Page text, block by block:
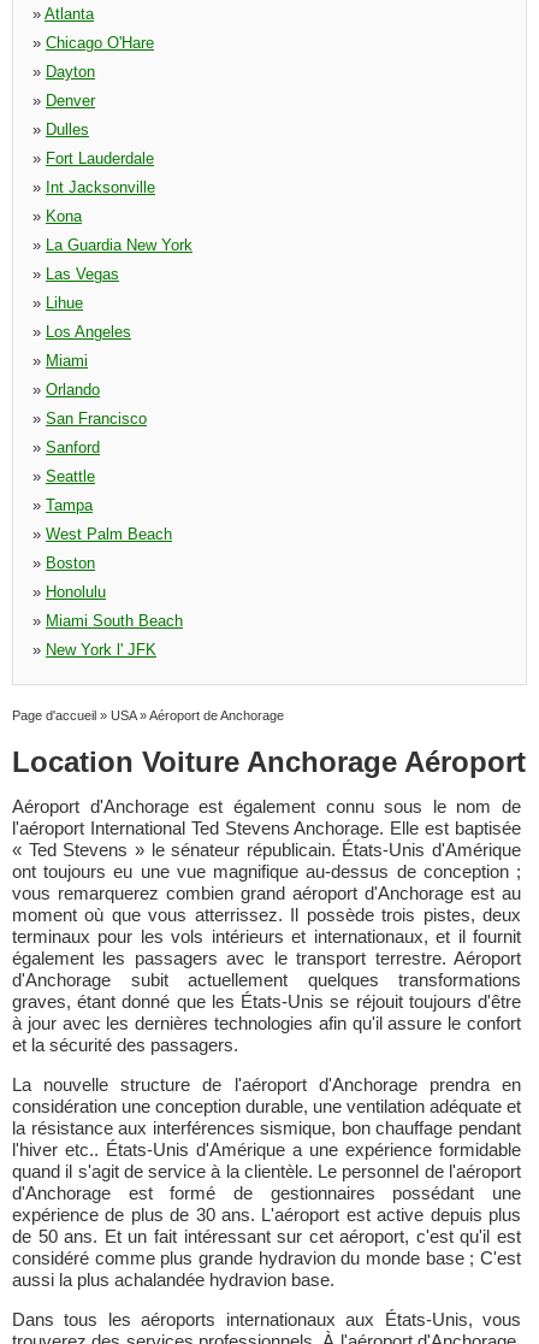
» Atlanta
» Chicago O'Hare
» Dayton
» Denver
» Dulles
» Fort Lauderdale
» Int Jacksonville
» Kona
» La Guardia New York
» Las Vegas
» Lihue
» Los Angeles
» Miami
» Orlando
» San Francisco
» Sanford
» Seattle
» Tampa
» West Palm Beach
» Boston
» Honolulu
» Miami South Beach
» New York l' JFK
Page d'accueil » USA»Aéroport de Anchorage
Location Voiture Anchorage Aéroport
Aéroport d'Anchorage est également connu sous le nom de
l'aéroport International Ted Stevens Anchorage. Elle est baptisée
« Ted Stevens » le sénateur républicain. États-Unis d'Amérique
ont toujours eu une vue magnifique au-dessus de conception ;
vous remarquerez combien grand aéroport d'Anchorage est au
moment où que vous atterrissez. Il possède trois pistes, deux
terminaux pour les vols intérieurs et internationaux, et il fournit
également les passagers avec le transport terrestre. Aéroport
d'Anchorage subit actuellement quelques transformations
graves, étant donné que les États-Unis se réjouit toujours d'être
à jour avec les dernières technologies afin qu'il assure le confort
et la sécurité des passagers.
La nouvelle structure de l'aéroport d'Anchorage prendra en
considération une conception durable, une ventilation adéquate et
la résistance aux interférences sismique, bon chauffage pendant
l'hiver etc.. États-Unis d'Amérique a une expérience formidable
quand il s'agit de service à la clientèle. Le personnel de l'aéroport
d'Anchorage est formé de gestionnaires possédant une
expérience de plus de 30 ans. L'aéroport est active depuis plus
de 50 ans. Et un fait intéressant sur cet aéroport, c'est qu'il est
considéré comme plus grande hydravion du monde base ; C'est
aussi la plus achalandée hydravion base.
Dans tous les aéroports internationaux aux États-Unis, vous